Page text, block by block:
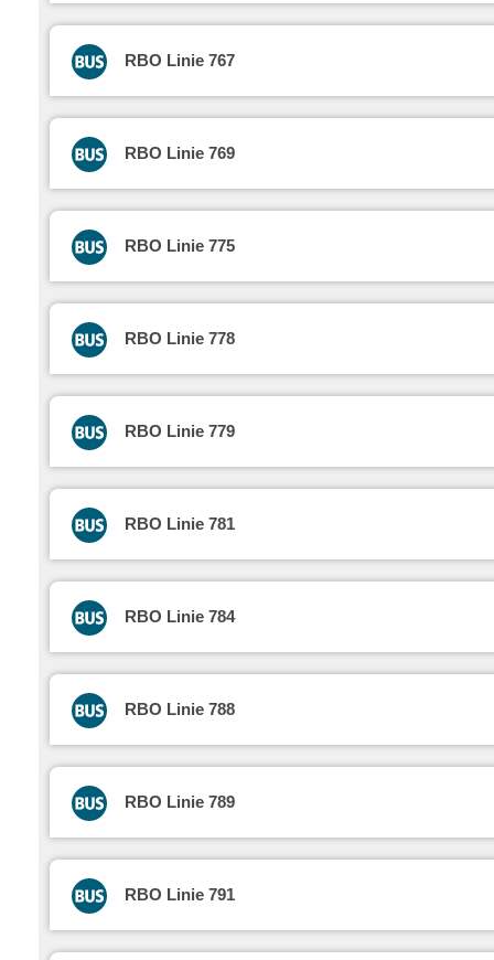
RBO Linie 767
RBO Linie 769
RBO Linie 775
RBO Linie 778
RBO Linie 779
RBO Linie 781
RBO Linie 784
RBO Linie 788
RBO Linie 789
RBO Linie 791